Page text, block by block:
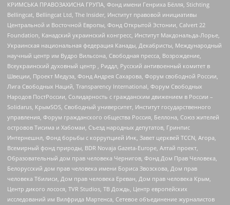
КРИМСЬКА ПРАВОЗАХИСНА ГРУПА, Фонд имени Генриха Бёлля, Stichting
Bellingcat, Bellingcat Ltd, The Insider, Институт правовой инициативы
Центральной и Восточной Европы, Фонд Открытой Эстонии, Calvert 22
Foundation, Канадский украинский конгресс, Институт Макдональда-Лорье,
Украинская национальная федерация Канады, Декабристы, Международный
научный центр им Вудро Вильсона, Свободная пресса, Возрождение,
Всеукраинский духовный центр , Риддл, Русский антивоенный комитет в
Швеции, Проект Медуза, Фонд Андрея Сахарова, Форум свободной России,
Лига Свободных Наций, Transparеncy International, Форум Свободных
Народов ПостРоссии, Солидарность с гражданским движением в России –
Solidarus, КрымSOS, Свободный университет, Институт государственного
управления, Форум гражданского общества Россия, Беллона, Союз жителей
островов Тисима и Хабомаи, Съезд народных депутатов, Гринпис
Интернешнл, Фонд борьбы с коррупцией Инк, Завет церквей TCCN, Агора,
Всемирный фонд природы, BDR Novaja Gazeta-Europe, Алтай проект,
Образовательный дом прав человека Чернигов, Фонд Дом Прав Человека,
Белорусский дом прав человека имени Бориса Звозскова, Дом прав
человека Тбилиси, Дом прав человека Ереван, Дом прав человека Крым,
Центр дикого лосося, TVR Studios, ТВ Дождь, Центр европейских
исследований им Вилфрида Мартенса, Сетевое объединение журналистов